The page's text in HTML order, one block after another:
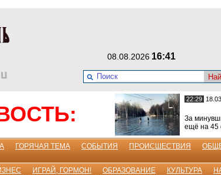
08.08.2026 16:41
22:29
За
ещё на 45
ГОРЯЧАЯ ТЕМА СОБЫТИЯ ПРОИСШЕСТВИЯ
ИГРАЙ, ГОРМОН! ОБРАЗОВАНИЕ КУЛЬТУРА